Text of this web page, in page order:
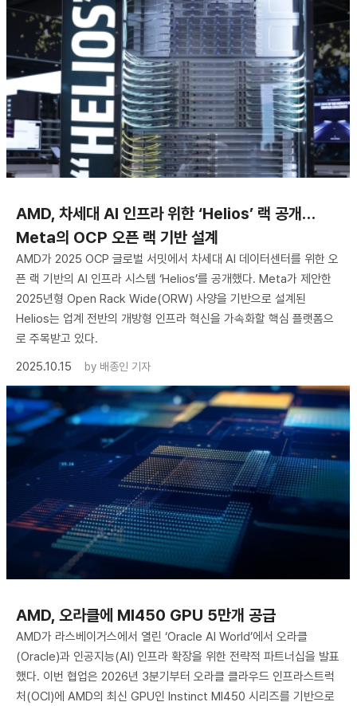
AMD, 차세대 AI 인프라 위한 ‘Helios’ 랙 공개…
Meta의 OCP 오픈 랙 기반 설계
AMD가 2025 OCP 글로벌 서밋에서 차세대 AI 데이터센터를 위한 오
픈 랙 기반의 AI 인프라 시스템 ‘Helios’를 공개했다. Meta가 제안한
2025년형 Open Rack Wide(ORW) 사양을 기반으로 설계된
Helios는 업계 전반의 개방형 인프라 혁신을 가속화할 핵심 플랫폼으
로 주목받고 있다.
2025.10.15
by 배종인 기자
AMD, 오라클에 MI450 GPU 5만개 공급
AMD가 라스베이거스에서 열린 ‘Oracle AI World’에서 오라클
(Oracle)과 인공지능(AI) 인프라 확장을 위한 전략적 파트너십을 발표
했다. 이번 협업은 2026년 3분기부터 오라클 클라우드 인프라스트럭
처(OCI)에 AMD의 최신 GPU인 Instinct MI450 시리즈를 기반으로